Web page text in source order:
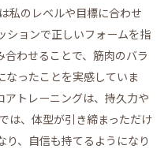
私のレベルや目標に合わせ
ションで正しいフォームを指
わせることで、筋肉のバラ
なったことを実感していま
トレーニングは、持久力や
は、体型が引き締まっただけ
、自信も持てるようになり